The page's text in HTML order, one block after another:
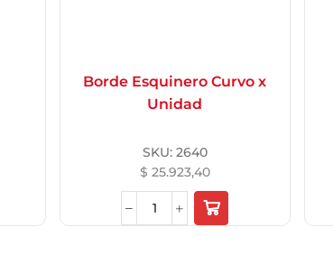
Borde Esquinero Curvo x
Unidad
SKU: 2640
$ 25.923,40